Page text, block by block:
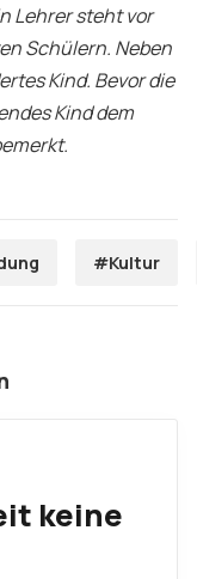
Lehrer steht vor
Schülern. Neben
Kind. Bevor die
Kind dem
#Kultur
keine